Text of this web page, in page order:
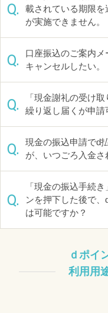
Q.
載されている期限を
が実施できません。
Q.
口座振込のご案内
キャンセルしたい。
Q.
「現金謝礼の受け
繰り返し届くが申請
Q.
現金の振込申請でd
が、いつごろ入金さ
Q.
「現金の振込手続
ンを押下した後で
は可能ですか？
ｄポイ
利用用